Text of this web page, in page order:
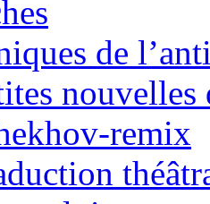
de
remix